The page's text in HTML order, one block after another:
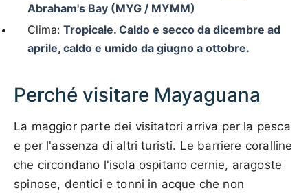
Abraham's Bay (MYG / MYMM)
Clima: Tropicale. Caldo e secco da dicembre ad
aprile, caldo e umido da giugno a ottobre.
Perché visitare Mayaguana
La maggior parte dei visitatori arriva per la pesca
e per l'assenza di altri turisti. Le barriere coralline
che circondano l'isola ospitano cernie, aragoste
spinose, dentici e tonni in acque che non